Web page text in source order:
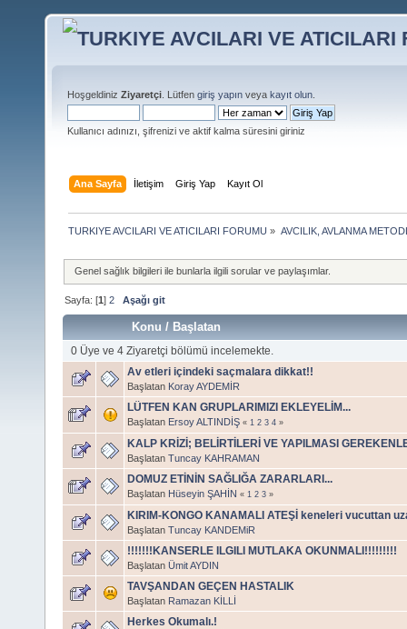
Hoşgeldiniz Ziyaretçi . Lütfen giriş yapın veya kayıt olun
Kullanıcı adınızı, şifrenizi ve aktif kalma süresini giriniz
Ana Sayfa İletişim Giriş Yap Kayıt Ol
TURKIYE AVCILARI VE ATICILARI FORUMU » AVCILIK, AVLANMA
Genel sağlık bilgileri ile bunlarla ilgili sorular ve paylaşımlar.
Sayfa: [1]2 Aşağı git
Konu / Başlatan
0 Üye ve 4 Ziyaretçi bölümü incelemekte.
Av etleri içindeki saçmalara dikkat!!
Başlatan Koray AYDEMİR
LÜTFEN KAN GRUPLARIMIZI EKLEYELİM...
Başlatan Ersoy ALTINDİŞ « 1 2 3 4 »
KALP KRİZİ; BELİRTİLERİ VE YAPILMASI
Başlatan Tuncay KAHRAMAN
DOMUZ ETİNİN SAĞLIĞA ZARARLARI...
Başlatan Hüseyin ŞAHİN « 1 2 3 »
KIRIM-KONGO KANAMALI ATEŞİ keneleri vucuttan
Başlatan Tuncay KANDEMiR
!!!!!!!KANSERLE ILGILI MUTLAKA OKUNMALI!!!!!!!!!
Başlatan Ümit AYDIN
TAVŞANDAN GEÇEN HASTALIK
Başlatan Ramazan KİLLİ
Herkes Okumalı.!